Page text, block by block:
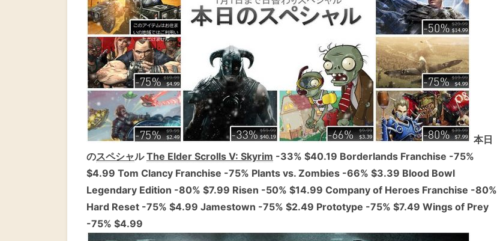
本日
のスペシャルThe Elder Scrolls V: Skyrim -33% $40.19 Borderlands Franchise -75%
$4.99 Tom Clancy Franchise -75% Plants vs. Zombies -66% $3.39 Blood Bowl
Legendary Edition -80% $7.99 Risen -50% $14.99 Company of Heroes Franchise -80%
Hard Reset -75% $4.99 Jamestown -75% $2.49 Prototype -75% $7.49 Wings of Prey
-75% $4.99